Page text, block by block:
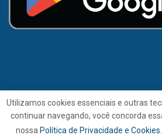
Utilizamos cookies essenciais e outras
continuar navegando, você concorda
nossa Política de Privacidade e Cookies